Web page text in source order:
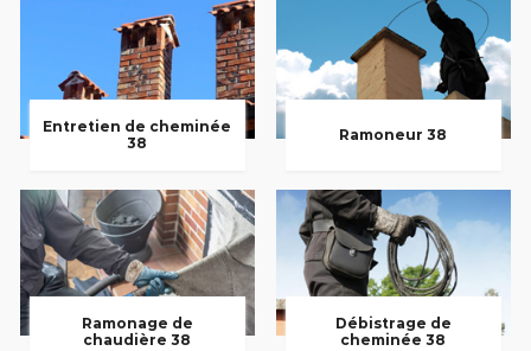
Entretien de cheminée
38
Ramoneur 38
Ramonage de
chaudière 38
Débistrage de
cheminée 38